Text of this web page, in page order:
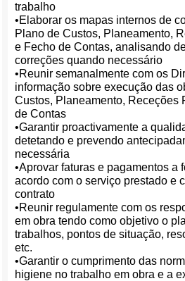
trabalho
•Elaborar os mapas internos de
Plano de Custos, Planeamento,
e Fecho de Contas, analisando
correções quando necessário
•Reunir semanalmente com os
informação sobre execução das
Custos, Planeamento, Receções
de Contas
•Garantir proactivamente a
detetando e prevendo
necessária
•Aprovar faturas e pagamentos a
acordo com o serviço prestado e
contrato
•Reunir regulamente com os
em obra tendo como objetivo o
trabalhos, pontos de situação,
etc.
•Garantir o cumprimento das
higiene no trabalho em obra e a